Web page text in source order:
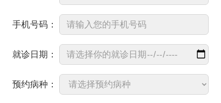
手机号码：
就诊日期：
预约病种：